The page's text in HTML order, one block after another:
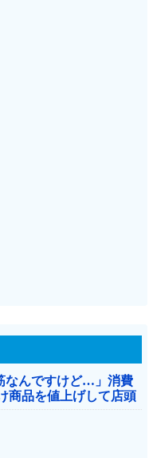
なんですけど…」消費
商品を値上げして店頭